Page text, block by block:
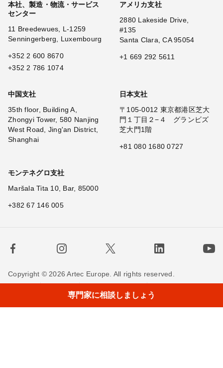
本社、製造・物流・サービス
センター
11 Breedewues, L-1259
Senningerberg, Luxembourg
+352 2 600 8670
+352 2 786 1074
アメリカ支社
2880 Lakeside Drive,
#135
Santa Clara, CA 95054
+1 669 292 5611
中国支社
35th floor, Building A,
Zhongyi Tower, 580 Nanjing
West Road, Jing'an District,
Shanghai
日本支社
〒105-0012 東京都港区芝大
門１丁目２−４ グランビズ
芝大門1階
+81 080 1680 0727
モンテネグロ支社
Maršala Tita 10, Bar, 85000
+382 67 146 005
Copyright © 2026 Artec Europe. All rights reserved.
Cookieの使用に関する方針
お問い合わせ
専門家に相談しましょう